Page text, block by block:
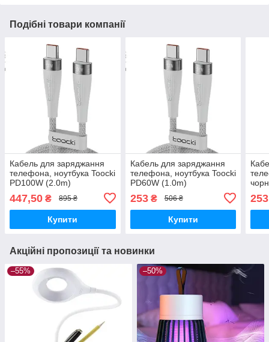
Подібні товари компанії
Кабель для заряджання
телефона, ноутбука Toocki
PD100W (2.0m)
447,50 ₴ 895 ₴
Купити
Кабель для заряджання
телефона, ноутбука Toocki
PD60W (1.0m)
253₴ 506 ₴
Купити
253
Акційні пропозиції та новинки
–55% –50%